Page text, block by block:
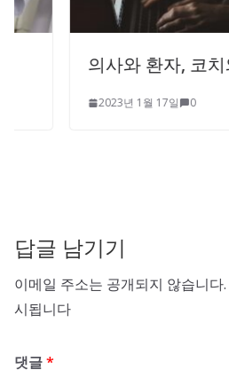
의사와 환자, 코치와 선수
2023년 1월 17일 0
답글 남기기
이메일 주소는 공개되지 않습니다.
시됩니다
댓글*